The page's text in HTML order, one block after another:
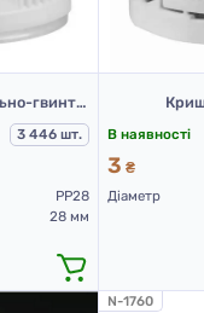
Кришка закупорювально-гвинтова з контролем першого відкриття тип 1.4Д (А) 01 біла
3 446 шт.
PP28
28 мм
В наявності
3 ₴
Діаметр
N-1760